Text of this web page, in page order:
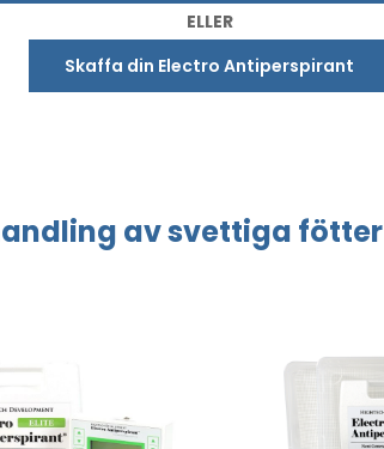
ELLER
Skaffa din Electro Antiperspirant
av svettiga fötter